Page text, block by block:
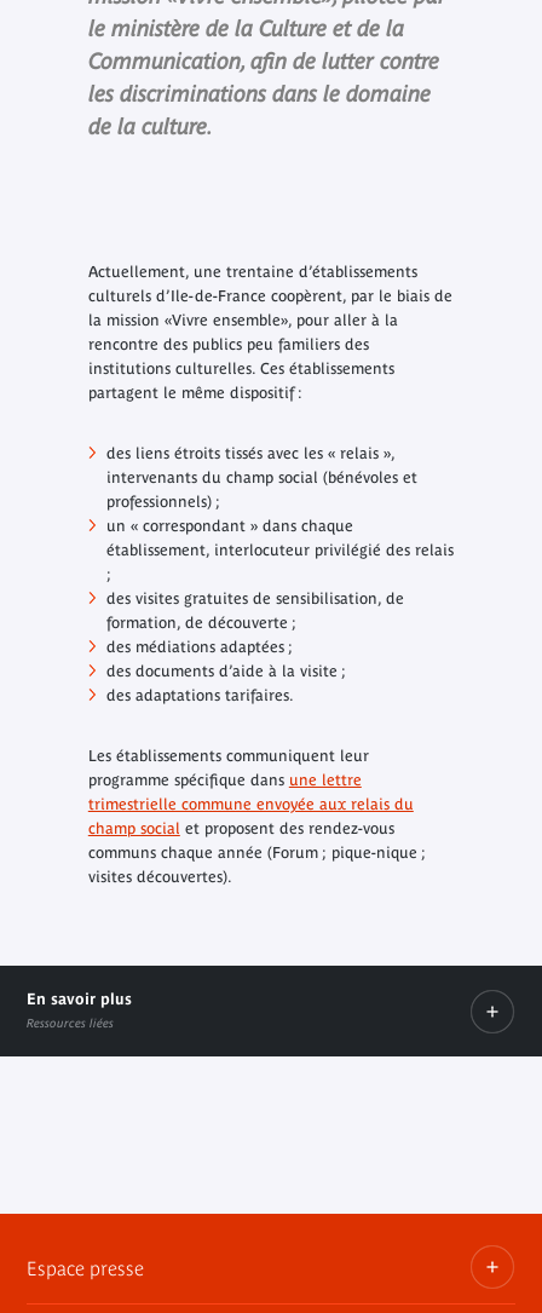
le ministère de la Culture et de la
Communication, afin de lutter contre
les discriminations dans le domaine
de la culture.
Actuellement, une trentaine d’établissements
culturels d’Ile-de-France coopèrent, par le biais de
la mission «Vivre ensemble», pour aller à la
rencontre des publics peu familiers des
institutions culturelles. Ces établissements
partagent le même dispositif :
des liens étroits tissés avec les « relais »,
intervenants du champ social (bénévoles et
professionnels) ;
un « correspondant » dans chaque
établissement, interlocuteur privilégié des relais
;
des visites gratuites de sensibilisation, de
formation, de découverte ;
des médiations adaptées ;
des documents d’aide à la visite ;
des adaptations tarifaires.
Les établissements communiquent leur
programme spécifique dans une lettre
trimestrielle commune envoyée aux relais du
champ social et proposent des rendez-vous
communs chaque année (Forum ; pique-nique ;
visites découvertes).
En savoir plus
Ressources liées
externe
Espace presse